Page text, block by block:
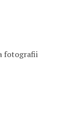
fotografii